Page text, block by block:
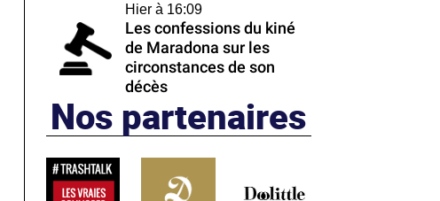
Hier à 16:09
Les confessions du kiné
de Maradona sur les
circonstances de son
décès
Nos partenaires